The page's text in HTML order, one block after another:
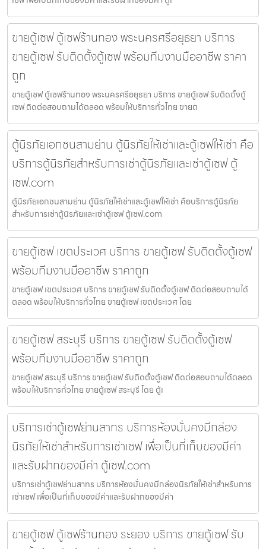
ขายตู้เซฟ ตู้เซฟร้านทอง พระนครศรีอยุธยา บริการ
ขายตู้เซฟ รับติดตั้งตู้เซฟ พร้อมทีมงานมืออาชีพ ราคา
ถูก
ขายตู้เซฟ ตู้เซฟร้านทอง พระนครศรีอยุธยา บริการ ขายตู้เซฟ รับติดตั้งตู้
เซฟ ติดต่อสอบถามได้ตลอด พร้อมให้บริการทั่วไทย ขายต
ตู้นิรภัยเอกชนสามย่าน ตู้นิรภัยให้เช่าและตู้เซฟให้เช่า คือ
บริการตู้นิรภัยสำหรับการเช่าตู้นิรภัยและเช่าตู้เซฟ ตู้
เซฟ.com
ตู้นิรภัยเอกชนสามย่าน ตู้นิรภัยให้เช่าและตู้เซฟให้เช่า คือบริการตู้นิรภัย
สำหรับการเช่าตู้นิรภัยและเช่าตู้เซฟ ตู้เซฟ.com
ขายตู้เซฟ เขตประเวศ บริการ ขายตู้เซฟ รับติดตั้งตู้เซฟ
พร้อมทีมงานมืออาชีพ ราคาถูก
ขายตู้เซฟ เขตประเวศ บริการ ขายตู้เซฟ รับติดตั้งตู้เซฟ ติดต่อสอบถามได้
ตลอด พร้อมให้บริการทั่วไทย ขายตู้เซฟ เขตประเวศ โดย
ขายตู้เซฟ สระบุรี บริการ ขายตู้เซฟ รับติดตั้งตู้เซฟ
พร้อมทีมงานมืออาชีพ ราคาถูก
ขายตู้เซฟ สระบุรี บริการ ขายตู้เซฟ รับติดตั้งตู้เซฟ ติดต่อสอบถามได้ตลอด
พร้อมให้บริการทั่วไทย ขายตู้เซฟ สระบุรี โดย ตู้เ
บริการเช่าตู้เซฟย่านสาทร บริการห้องมั่นคงมีกล่อง
นิรภัยให้เช่าสำหรับการเช่าเซฟ เพื่อเป็นที่เก็บของมีค่า
และรับฝากของมีค่า ตู้เซฟ.com
บริการเช่าตู้เซฟย่านสาทร บริการห้องมั่นคงมีกล่องนิรภัยให้เช่าสำหรับการ
เช่าเซฟ เพื่อเป็นที่เก็บของมีค่าและรับฝากของมีค่า
ขายตู้เซฟ ตู้เซฟร้านทอง ระยอง บริการ ขายตู้เซฟ รับ